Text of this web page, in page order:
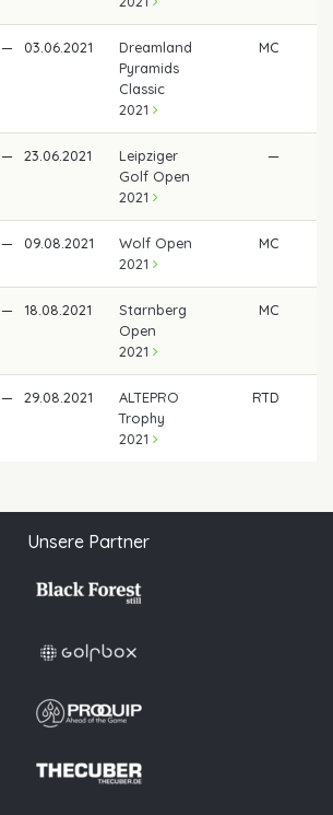
— 03.06.2021
Dreamland
Pyramids
Classic
2021
MC
— 23.06.2021
Leipziger
Golf Open
2021
—
— 09.08.2021
Wolf Open
2021
MC
— 18.08.2021
Starnberg
Open
2021
MC
— 29.08.2021
ALTEPRO
Trophy
2021
RTD
Unsere Partner